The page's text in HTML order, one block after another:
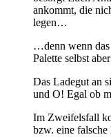
ankommt, die
legen…
…denn wenn
Palette selbst
Das Ladegut an
und O! Egal ob
Im Zweifelsfall
bzw. eine